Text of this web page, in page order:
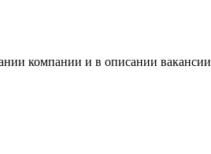
компании и в описании вакансии